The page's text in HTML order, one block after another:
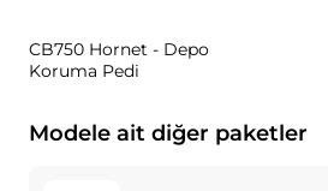
CB750 Hornet - Depo
Koruma Pedi
Modele ait diğer paketler